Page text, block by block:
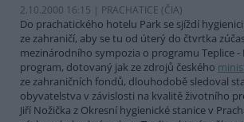
2.10.2000 16:15 | PRACHATICE (ČIA)
Do prachatického hotelu Park se sjíždí
ze zahraničí, aby se tu od úterý do čtvrtka
mezinárodního sympozia o programu Teplice -
program, dotovaný jak ze zdrojů českého
ze zahraničních fondů, dlouhodobě sledoval
obyvatelstva v závislosti na kvalitě životního
Jiří Nožička z Okresní hygienické stanice v